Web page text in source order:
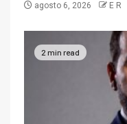
agosto 6, 2026 E R
2 min read